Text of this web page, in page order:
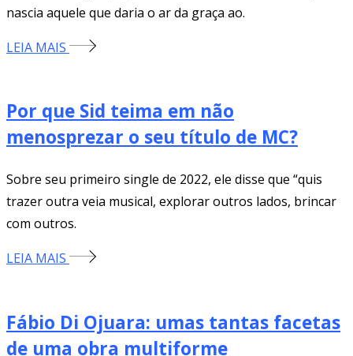
nascia aquele que daria o ar da graça ao.
LEIA MAIS
Por que Sid teima em não
menosprezar o seu título de MC?
Sobre seu primeiro single de 2022, ele disse que “quis
trazer outra veia musical, explorar outros lados, brincar
com outros.
LEIA MAIS
Fábio Di Ojuara: umas tantas facetas
de uma obra multiforme